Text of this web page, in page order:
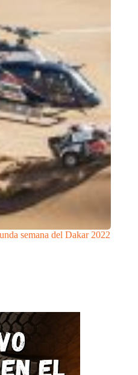
semana del Dakar 2022